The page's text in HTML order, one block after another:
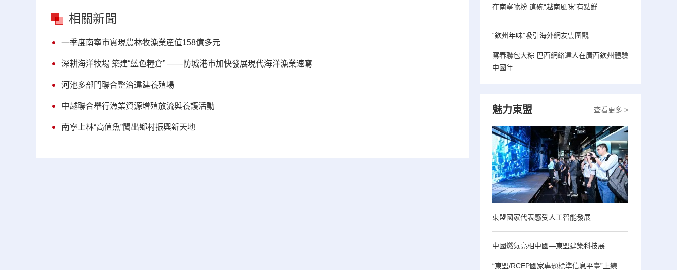
相關新聞
一季度南寧市實現農林牧漁業産值158億多元
深耕海洋牧場 築建“藍色糧倉” ——防城港市加快發展現代海洋漁業速寫
河池多部門聯合整治違建養殖場
中越聯合舉行漁業資源增殖放流與養護活動
南寧上林“高值魚”闖出鄉村振興新天地
在南寧嗦粉 這碗“越南風味”有點鮮
“欽州年味”吸引海外網友雲圍觀
寫春聯包大粽 巴西網絡達人在廣西欽州體驗
中國年
查看更多 >
魅力東盟
東盟國家代表感受人工智能發展
中國燃氣亮相中國—東盟建築科技展
“東盟/RCEP國家專題標準信息平臺”上線